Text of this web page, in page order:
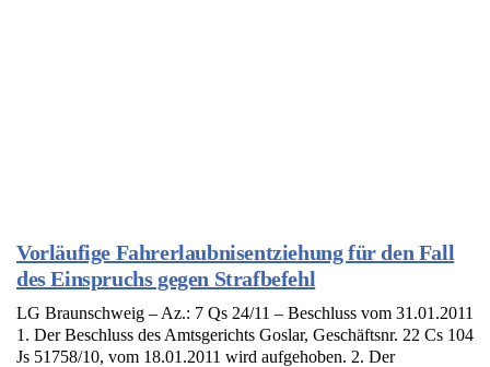
Vorläufige Fahrerlaubnisentziehung für den Fall
des Einspruchs gegen Strafbefehl
LG Braunschweig – Az.: 7 Qs 24/11 – Beschluss vom 31.01.2011
1. Der Beschluss des Amtsgerichts Goslar, Geschäftsnr. 22 Cs 104
Js 51758/10, vom 18.01.2011 wird aufgehoben. 2. Der